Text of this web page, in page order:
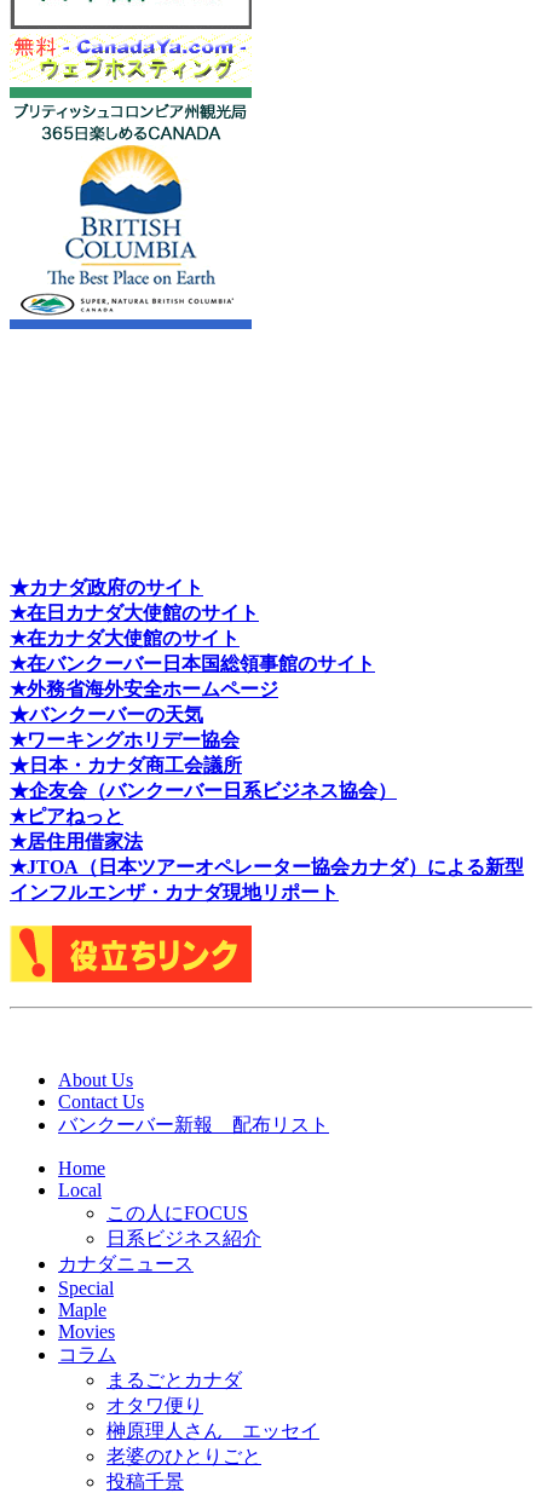
★カナダ政府のサイト
★在日カナダ大使館のサイト
★在カナダ大使館のサイト
★在バンクーバー日本国総領事館のサイト
★外務省海外安全ホームページ
★バンクーバーの天気
★ワーキングホリデー協会
★日本・カナダ商工会議所
★企友会（バンクーバー日系ビジネス協会）
★ピアねっと
★居住用借家法
★JTOA（日本ツアーオペレーター協会カナダ）による新型
インフルエンザ・カナダ現地リポート
About Us
Contact Us
バンクーバー新報 配布リスト
Home
Local
この人にFOCUS
日系ビジネス紹介
カナダニュース
Special
Maple
Movies
コラム
まるごとカナダ
オタワ便り
榊原理人さん エッセイ
老婆のひとりごと
投稿千景